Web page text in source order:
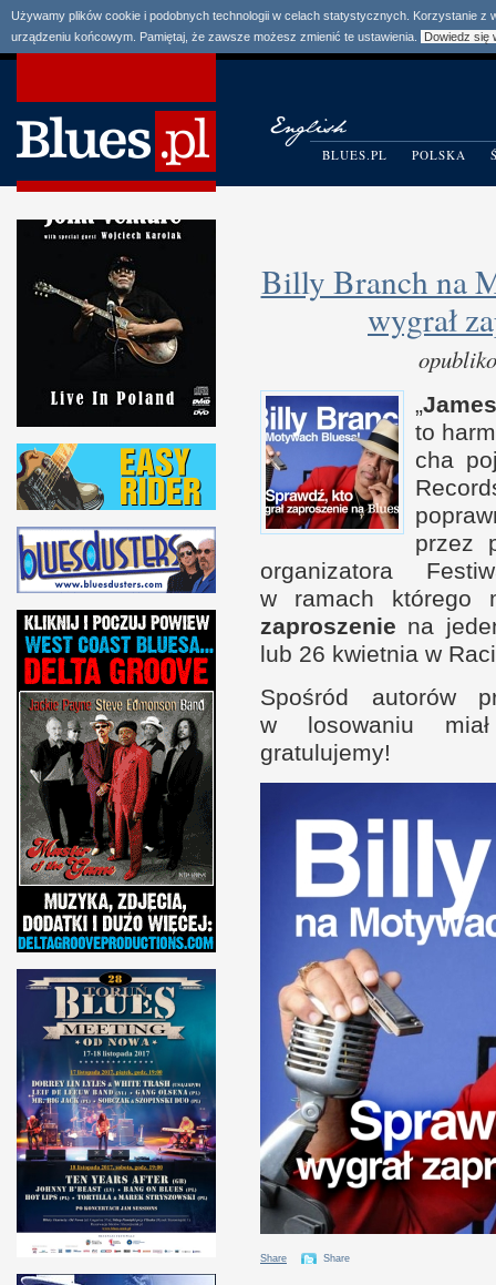
Używamy plików cookie i podobnych technologii w celach statystycznych. Korzystanie
urządzeniu końcowym. Pamiętaj, że zawsze możesz zmienić te ustawienia.
Dowiedz się
BLUES.PL POLSKA
Billy Branch na
wygrał
to
cha
przez
organizatora
w ramach którego
zaproszenie na
lub 26 kwiet­nia w R
Spo­śród autorów
w losowaniu
gratulujemy!
Share Share